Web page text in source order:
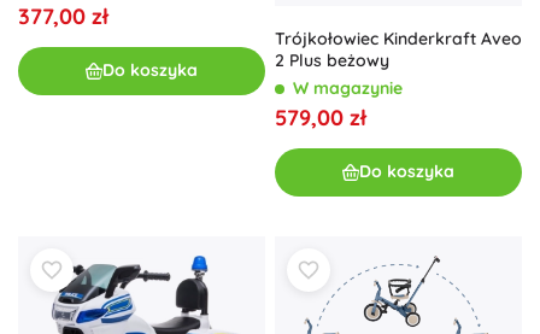
377,00 zł
Do koszyka
Trójkołowiec Kinderkraft Aveo
2 Plus beżowy
W magazynie
579,00 zł
Do koszyka